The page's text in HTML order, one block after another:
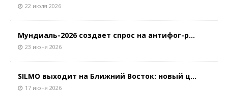
22 июля 2026
Мундиаль-2026 создает спрос на антифог-р...
23 июня 2026
SILMO выходит на Ближний Восток: новый ц...
17 июня 2026